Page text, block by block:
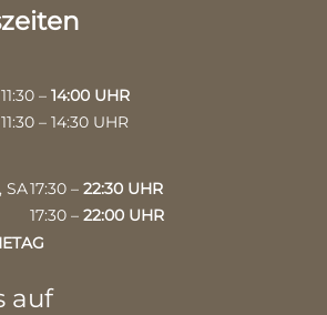
11:30 – 14:00 UHR
11:30 – 14:30 UHR
SA17:30 – 22:30 UHR
17:30 – 22:00 UHR
auf